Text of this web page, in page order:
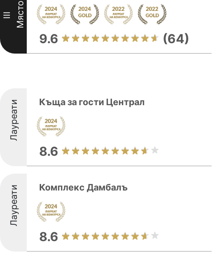
III Място
9.6 (64)
Лауреати Къща за гости Централ
8.6
Лауреати Комплекс Дамбалъ
8.6